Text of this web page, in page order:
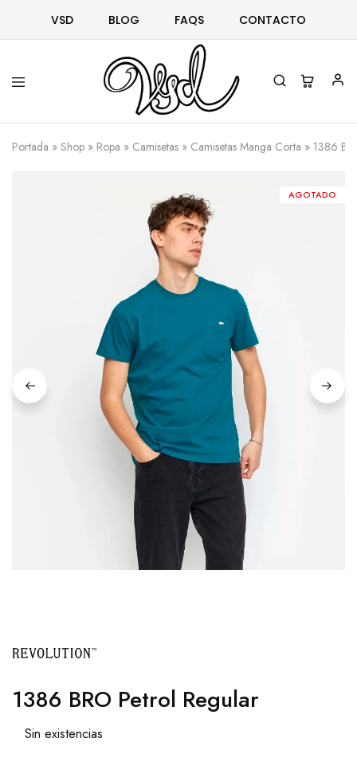
VSD BLOG FAQS CONTACTO
Vsd
Ropa
complementos
Portada » Shop » Ropa » Camisetas » Camisetas Manga Corta » 1386
AGOTADO
1386 BRO Petrol Regular
Sin existencias